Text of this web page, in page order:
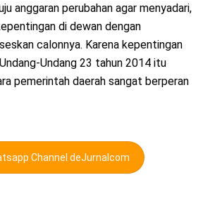
anggaran perubahan agar menyadari,
di dewan dengan
calonnya. Karena kepentingan
Undang 23 tahun 2014 itu
pemerintah daerah sangat berperan
Channel deJurnalcom